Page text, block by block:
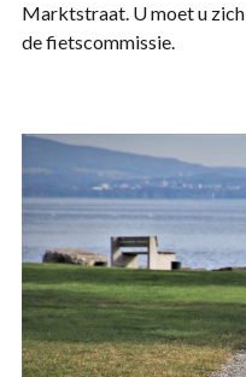
Marktstraat. U moet u
de fietscommissie.